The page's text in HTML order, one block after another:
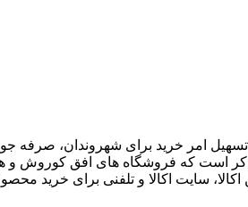
آغاز کرده است و این فروشگاه برای تسهیل امر
است که فروشگاه‌ های افق کوروش و
اکالا، سایت اکالا و تلفنی برای